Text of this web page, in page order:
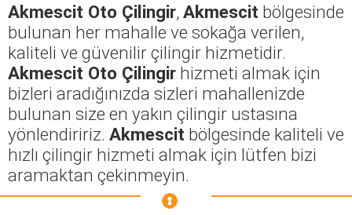
Akmescit Oto Çilingir, Akmescit bölgesinde
bulunan her mahalle ve sokağa verilen,
kaliteli ve güvenilir çilingir hizmetidir.
Akmescit Oto Çilingir hizmeti almak için
bizleri aradığınızda sizleri mahallenizde
bulunan size en yakın çilingir ustasına
yönlendiririz. Akmescit bölgesinde kaliteli ve
hızlı çilingir hizmeti almak için lütfen bizi
aramaktan çekinmeyin.